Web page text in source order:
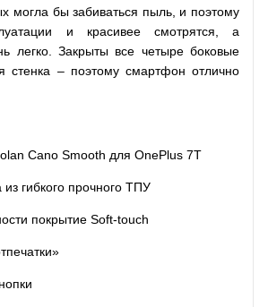
могла бы забиваться пыль, и поэтому
и красивее смотрятся, а
легко. Закрыты все четыре боковые
стенка – поэтому смартфон отлично
Cano Smooth для OnePlus 7T
гибкого прочного ТПУ
покрытие Soft-touch